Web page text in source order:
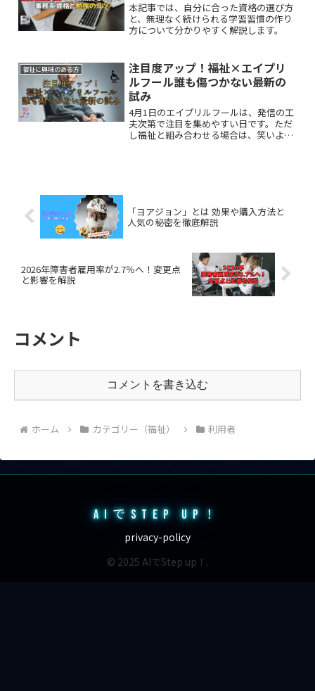
本記事では、自分に合った資格の選び方
と、無理なく続けられる学習習慣の作り
方について分かりやすく解説します。
福祉に興味のある方
注目度アップ！福祉×エイプリ
ルフール誰も傷つかない最新の
試み
4月1日のエイプリルフールは、発信の工
夫次第で注目を集めやすい日です。ただ
し福祉と組み合わせる場合は、笑いより
「ヨアジョン」とは 効果や購入方法と
人気の秘密を徹底解説
2026年障害者雇用率が2.7％へ！変更点
と影響を解説
コメント
コメントを書き込む
ホーム カテゴリー（福祉） 利用者
AIでSTEP UP！
privacy-policy
© 2025 AIでStep up！.